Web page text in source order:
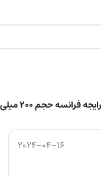
حجم ۲۰۰ میلی لیتر
2024-04-16